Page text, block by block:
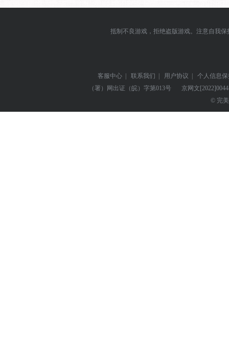
抵制不良游戏，拒绝盗版游戏。注意自我
客服中心 | 联系我们 | 用户协议 |
个人信息
（署）网出证（皖）字第013号
京网文
© 完美